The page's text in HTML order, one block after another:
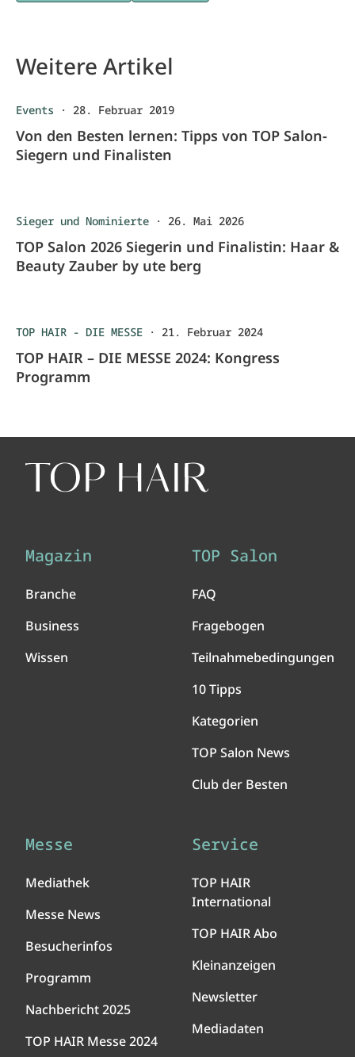
Weitere Artikel
Events · 28. Februar 2019
Von den Besten lernen: Tipps von TOP Salon-
Siegern und Finalisten
Sieger und Nominierte · 26. Mai 2026
TOP Salon 2026 Siegerin und Finalistin: Haar &
Beauty Zauber by ute berg
TOP HAIR - DIE MESSE · 21. Februar 2024
TOP HAIR – DIE MESSE 2024: Kongress
Programm
Magazin
Branche
Business
Wissen
TOP Salon
FAQ
Fragebogen
Teilnahmebedingungen
10 Tipps
Kategorien
TOP Salon News
Club der Besten
Messe
Mediathek
Messe News
Besucherinfos
Programm
Nachbericht 2025
TOP HAIR Messe 2024
Service
TOP HAIR
International
TOP HAIR Abo
Kleinanzeigen
Newsletter
Mediadaten